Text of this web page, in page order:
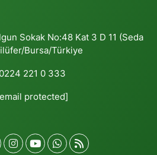
Sokak No:48 Kat 3 D 11 (Seda
Bursa/Türkiye
0224 221 0 333
protected]